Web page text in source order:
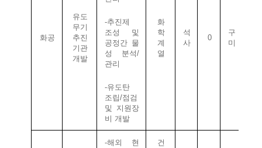
화공
유도
무기
추진
기관
개발
화
학
계
열
석
사
0
구
미
-추진제
조성
및
공정간 물
성
분석/
관리
-유도탄
조립/점검
및
지원장
비 개발
-해외
현
건